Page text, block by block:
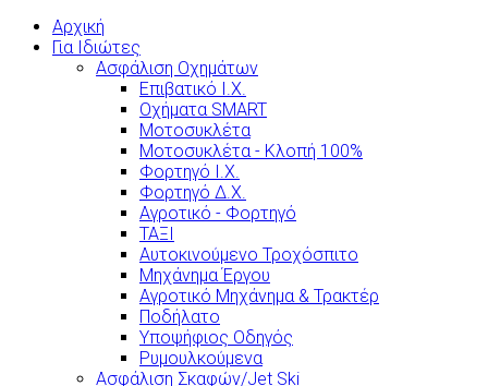
Αρχική
Για Ιδιώτες
Ασφάλιση Οχημάτων
Επιβατικό Ι.Χ.
Οχήματα SMART
Μοτοσυκλέτα
Μοτοσυκλέτα - Κλοπή 100%
Φορτηγό Ι.Χ.
Φορτηγό Δ.Χ.
Αγροτικό - Φορτηγό
ΤΑΞΙ
Αυτοκινούμενο Τροχόσπιτο
Μηχάνημα Έργου
Αγροτικό Μηχάνημα & Τρακτέρ
Ποδήλατο
Υποψήφιος Οδηγός
Ρυμουλκούμενα
Ασφάλιση Σκαφών/Jet Ski